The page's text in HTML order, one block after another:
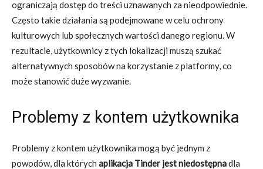
ograniczają dostęp do treści uznawanych za nieodpowiednie.
Często takie działania są podejmowane w celu ochrony
kulturowych lub społecznych wartości danego regionu. W
rezultacie, użytkownicy z tych lokalizacji muszą szukać
alternatywnych sposobów na korzystanie z platformy, co
może stanowić duże wyzwanie.
Problemy z kontem użytkownika
Problemy z kontem użytkownika mogą być jednym z
powodów, dla których aplikacja Tinder jest niedostępnadla